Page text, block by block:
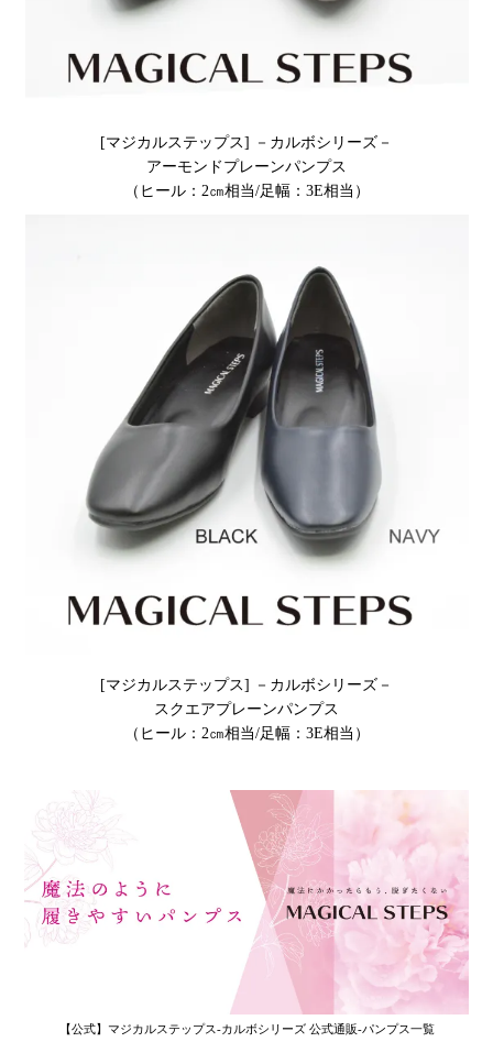
[マジカルステップス] －カルボシリーズ－
アーモンドプレーンパンプス
（ヒール：2㎝相当/足幅：3E相当）
[マジカルステップス] －カルボシリーズ－
スクエアプレーンパンプス
（ヒール：2㎝相当/足幅：3E相当）
【公式】マジカルステップス-カルボシリーズ 公式通販-パンプス一覧